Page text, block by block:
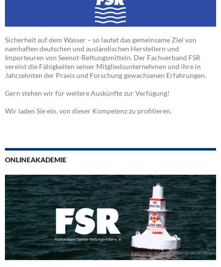
Sicherheit auf dem Wasser – so lautet das gemeinsame Ziel von
namhaften deutschen und ausländischen Herstellern und
Importeuren von Seenot-Rettungsmitteln. Der Fachverband FSR
vereint die Fähigkeiten seiner Mitgliedsunternehmen und ihre in
Jahrzehnten der Praxis und Forschung gewachsenen Erfahrungen.
Gern stehen wir für weitere Auskünfte zur Verfügung!
Wir laden Sie ein, von dieser Kompetenz zu profitieren.
ONLINEAKADEMIE